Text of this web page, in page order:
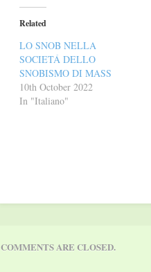
(Opens
in
new
Related
LO SNOB NELLA
SOCIETÁ DELLO
SNOBISMO DI MASS
10th October 2022
In "Italiano"
COMMENTS ARE CLOSED.